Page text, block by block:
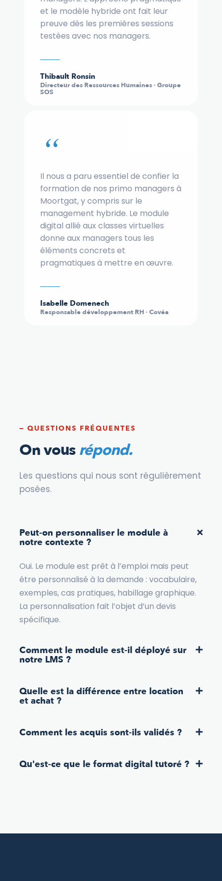
et le modèle hybride ont fait leur
preuve dès les premières sessions
testées avec nos managers.
Thibault Ronsin
Directeur des Ressources Humaines · Groupe
SOS
“
Il nous a paru essentiel de confier la
formation de nos primo managers à
Moortgat, y compris sur le
management hybride. Le module
digital allié aux classes virtuelles
donne aux managers tous les
éléments concrets et
pragmatiques à mettre en œuvre.
Isabelle Domenech
Responsable développement RH · Covéa
— QUESTIONS FRÉQUENTES
On vousrépond.
Les questions qui nous sont régulièrement
posées.
Peut-on personnaliser le module à
notre contexte ?
Oui. Le module est prêt à l’emploi mais peut
être personnalisé à la demande : vocabulaire,
exemples, cas pratiques, habillage graphique.
La personnalisation fait l’objet d’un devis
spécifique.
Comment le module est-il déployé sur
notre LMS ?
Quelle est la différence entre location
et achat ?
Comment les acquis sont-ils validés ?
Qu'est-ce que le format digital tutoré ?